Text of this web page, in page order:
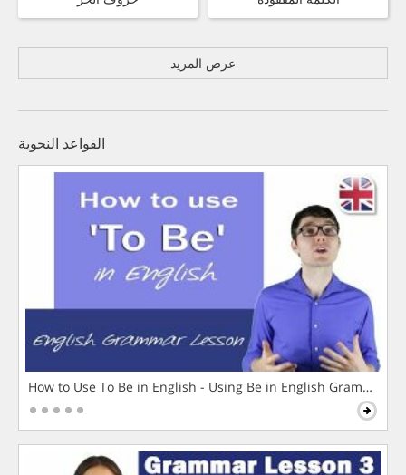
عرض المزيد
القواعد النحوية
How to Use To Be in English - Using Be in English Grammar